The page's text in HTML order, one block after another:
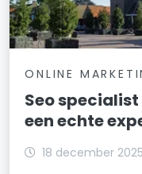
ONLINE
Seo
een echte
18 december 2025